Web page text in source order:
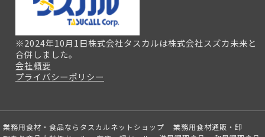
※2024年10月1日株式会社タスカルは株式会社スズカ未来と
合併しました。
会社概要
プライバシーポリシー
業務用食材・食品ならタスカルネットショップ
業務用食材通販・卸